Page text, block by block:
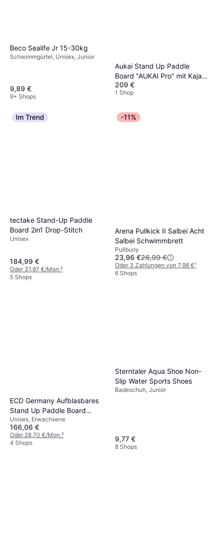
Beco Sealife Jr 15-30kg
Schwimmgürtel, Unisex, Junior
9,89 €
9+ Shops
Aukai Stand Up Paddle
Board "AUKAI Pro" mit Kajak-
Sitz orange
209 €
1 Shop
Im Trend
tectake Stand-Up Paddle
Board 2in1 Drop-Stitch
Unisex
184,99 €
Oder 31,97 €/Mon.²
5 Shops
-11%
Arena Pullkick II Salbei Acht
Salbei Schwimmbrett
Pullbuoy
23,96 €26,99 €
Oder 3 Zahlungen von 7,98 €¹
6 Shops
ECD Germany Aufblasbares
Stand Up Paddle Board
320x80x15 cm
Unisex, Erwachsene
166,06 €
Oder 28,70 €/Mon.²
4 Shops
Sterntaler Aqua Shoe Non-
Slip Water Sports Shoes
Badeschuh, Junior
9,77 €
8 Shops